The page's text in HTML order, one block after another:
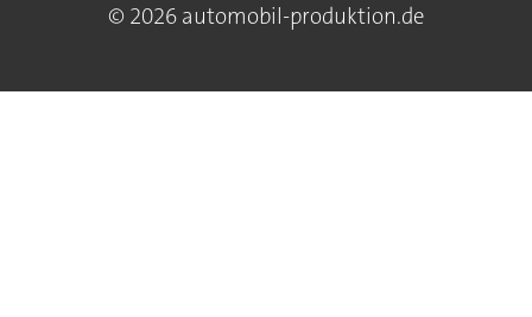
© 2026 automobil-produktion.de